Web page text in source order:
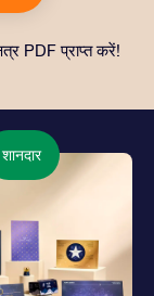
जादुई तरीक़ा है।
PDF प्राप्त करें!
शानदार